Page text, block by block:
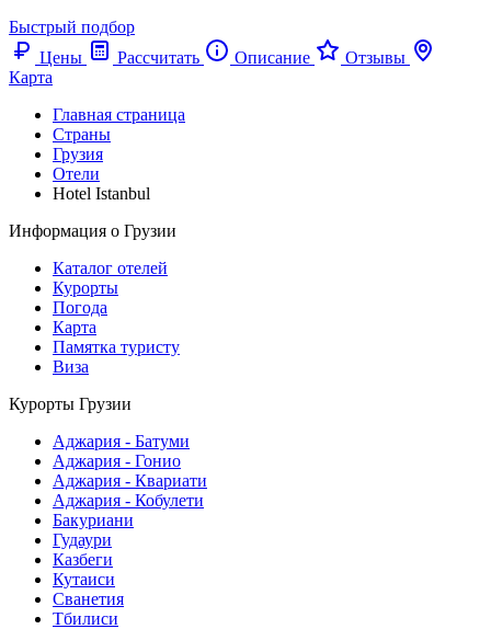
Быстрый подбор
Цены
Рассчитать Описание
Отзывы
Карта
Главная страница
Cтраны
Грузия
Отели
Hotel Istanbul
Информация о Грузии
Каталог отелей
Курорты
Погода
Карта
Памятка туристу
Виза
Курорты Грузии
Аджария - Батуми
Аджария - Гонио
Аджария - Квариати
Аджария - Кобулети
Бакуриани
Гудаури
Казбеги
Кутаиси
Сванетия
Тбилиси